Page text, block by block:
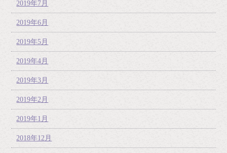
2019年7月
2019年6月
2019年5月
2019年4月
2019年3月
2019年2月
2019年1月
2018年12月